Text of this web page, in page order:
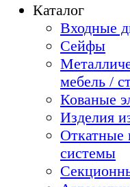
Каталог
Входные
Сейфы
мебель /
Кованые
Изделия
Откатные
системы